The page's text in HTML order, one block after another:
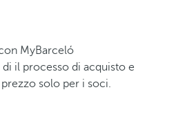
MyBarceló
il processo di acquisto e
solo per i soci.